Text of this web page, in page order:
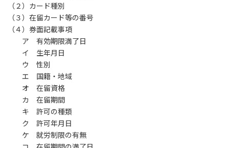
（２）カード種別
（３）在留カード等の番号
（４）券面記載事項
ア 有効期限満了日
イ 生年月日
ウ 性別
エ 国籍・地域
オ 在留資格
カ 在留期間
キ 許可の種類
ク 許可年月日
ケ 就労制限の有無